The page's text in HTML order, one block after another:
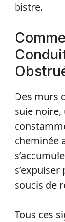
bistre.
Des murs
suie noire,
cheminée
soucis de
Tous ces